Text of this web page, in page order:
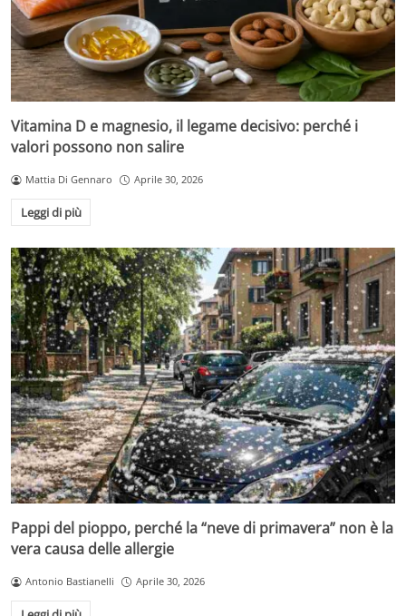
Vitamina D e magnesio, il legame decisivo: perché i
valori possono non salire
Mattia Di Gennaro Aprile 30, 2026
Leggi di più
Pappi del pioppo, perché la “neve di primavera” non è la
vera causa delle allergie
Antonio Bastianelli Aprile 30, 2026